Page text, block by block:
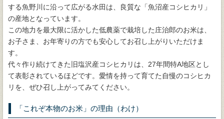
する魚野川に沿って広がる水田は、良質な「魚沼産コシヒカリ」
の産地となっています。
この地力を最大限に活かした低農薬で栽培した庄治郎のお米は、
お子さま、お年寄りの方でも安心してお召し上がりいただけま
す。
代々作り続けてきた旧塩沢産コシヒカリは、27年間特A地区とし
て表彰されているほどです。愛情を持って育てた自慢のコシヒカ
リを、ぜひ召し上がってみてください。
「これぞ本物のお米」の理由（わけ）